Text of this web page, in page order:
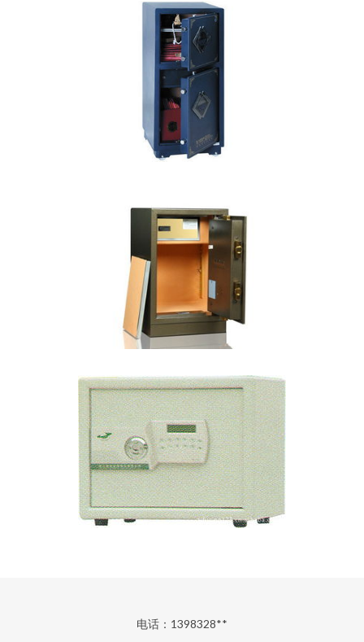
电话：1398328**